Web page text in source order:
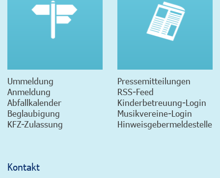
Ummeldung
Anmeldung
Abfallkalender
Beglaubigung
KFZ-Zulassung
Pressemitteilungen
RSS-Feed
Kinderbetreuung-Login
Musikvereine-Login
Hinweisgebermeldestelle
Kontakt